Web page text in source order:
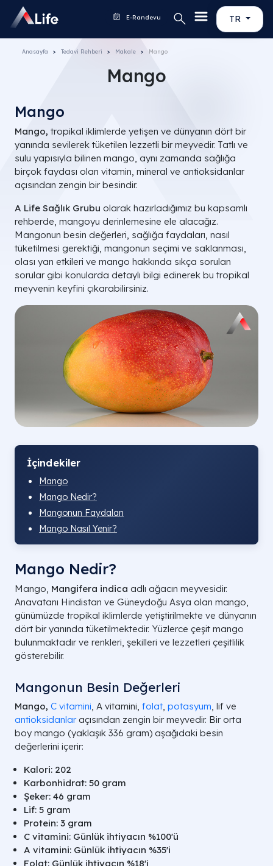
TR
E-Randevu
Anasayfa Tedavi Rehberi Makale Mango
Mango
Mango
Mango, tropikal iklimlerde yetişen ve dünyanın dört bir
yanında sevilerek tüketilen lezzetli bir meyvedir. Tatlı ve
sulu yapısıyla bilinen mango, aynı zamanda sağlığa
birçok faydası olan vitamin, mineral ve antioksidanlar
açısından zengin bir besindir.
A Life Sağlık Grubu olarak hazırladığımız bu kapsamlı
rehberde, mangoyu derinlemesine ele alacağız.
Mangonun besin değerleri, sağlığa faydaları, nasıl
tüketilmesi gerektiği, mangonun seçimi ve saklanması,
olası yan etkileri ve mango hakkında sıkça sorulan
sorular gibi konularda detaylı bilgi edinerek bu tropikal
meyvenin keyfini çıkarabilirsiniz.
İçindekiler
Mango
Mango Nedir?
Mangonun Faydaları
Mango Nasıl Yenir?
Mango Nedir?
Mango, Mangifera indica adlı ağacın meyvesidir.
Anavatanı Hindistan ve Güneydoğu Asya olan mango,
günümüzde tropikal iklimlerde yetiştirilmekte ve dünyanın
dört bir yanında tüketilmektedir. Yüzlerce çeşit mango
bulunmaktadır ve renkleri, şekilleri ve lezzetleri çeşitlilik
gösterebilir.
Mangonun Besin Değerleri
Mango, C vitamini, A vitamini, folat, potasyum, lif ve
antioksidanlaraçısından zengin bir meyvedir. Bir orta
boy mango (yaklaşık 336 gram) aşağıdaki besin
değerlerini içerir:
Kalori: 202
Karbonhidrat: 50 gram
Şeker: 46 gram
Lif: 5 gram
Protein: 3 gram
C vitamini: Günlük ihtiyacın %100'ü
A vitamini: Günlük ihtiyacın %35'i
Folat: Günlük ihtiyacın %18'i